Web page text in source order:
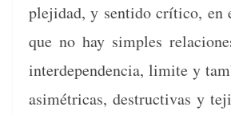
ple­ji­dad, y sen­ti­do críti­co, en
que no hay sim­ples
inter­de­pen­den­cia, lim­ite y
asimétri­c­as, destruc­ti­vas y